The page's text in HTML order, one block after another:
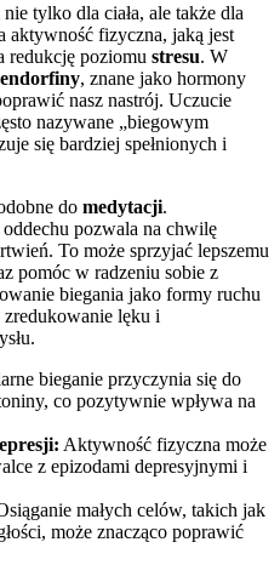
tylko dla ciała, ale także dla
aktywność fizyczna, jaką jest
redukcję poziomu stresu. W
endorfiny, znane jako hormony
nasz nastrój. Uczucie
nazywane „biegowym
się bardziej spełnionych i
do medytacji.
pozwala na chwilę
To może sprzyjać lepszemu
pomóc w radzeniu sobie z
biegania jako formy ruchu
zredukowanie lęku i
bieganie przyczynia się do
co pozytywnie wpływa na
Aktywność fizyczna może
z epizodami depresyjnymi i
małych celów, takich jak
może znacząco poprawić